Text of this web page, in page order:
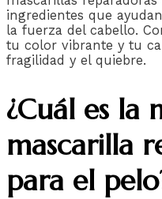
ingredientes que
la fuerza del cabello.
tu color vibrante y tu
fragilidad y el quiebre.
¿Cuál es la
mascarilla
para el